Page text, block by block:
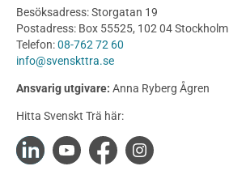
Utförande
Produkter
Konstruktionsvirke
Konstruktionsvirke Behandlat
Konstruktionsvirke Fingerskarvat
Konstruktionsvirke
Limträ
Besöksadress: Storgatan 19
Postadress: Box 55525, 102 04 Stockholm
Telefon:08-762 72 60
info@svenskttra.se
Ansvarig utgivare: Anna Ryberg Ågren
Hitta Svenskt Trä här: